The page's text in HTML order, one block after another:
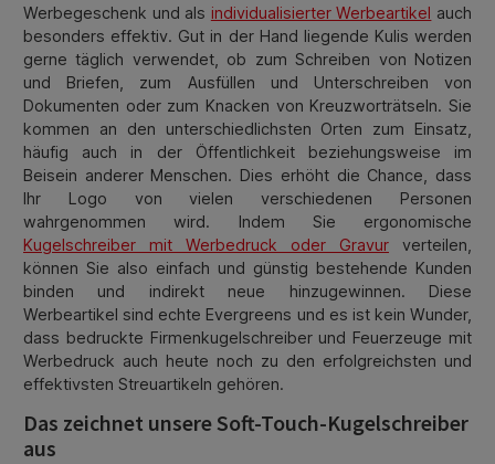
Werbegeschenk und als individualisierter Werbeartikel auch
besonders effektiv. Gut in der Hand liegende Kulis werden
gerne täglich verwendet, ob zum Schreiben von Notizen
und Briefen, zum Ausfüllen und Unterschreiben von
Dokumenten oder zum Knacken von Kreuzworträtseln. Sie
kommen an den unterschiedlichsten Orten zum Einsatz,
häufig auch in der Öffentlichkeit beziehungsweise im
Beisein anderer Menschen. Dies erhöht die Chance, dass
Ihr Logo von vielen verschiedenen Personen
wahrgenommen wird. Indem Sie ergonomische
Kugelschreiber mit Werbedruck oder Gravur verteilen,
können Sie also einfach und günstig bestehende Kunden
binden und indirekt neue hinzugewinnen. Diese
Werbeartikel sind echte Evergreens und es ist kein Wunder,
dass bedruckte Firmenkugelschreiber und Feuerzeuge mit
Werbedruck auch heute noch zu den erfolgreichsten und
effektivsten Streuartikeln gehören.
Das zeichnet unsere Soft-Touch-Kugelschreiber
aus